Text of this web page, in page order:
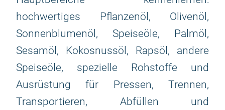
hochwertiges Pflanzenöl, Olivenöl,
Sonnenblumenöl, Speiseöle, Palmöl,
Sesamöl, Kokosnussöl, Rapsöl, andere
Speiseöle, spezielle Rohstoffe und
Ausrüstung für Pressen, Trennen,
Transportieren, Abfüllen und